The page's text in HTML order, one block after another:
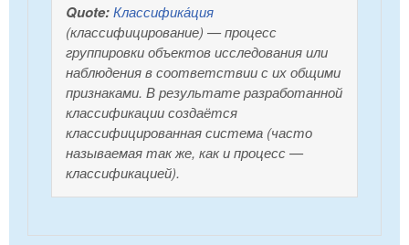
Quote:Классифика́ция
(классифицирование) — процесс
группировки объектов исследования или
наблюдения в соответствии с их общими
признаками. В результате разработанной
классификации создаётся
классифицированная система (часто
называемая так же, как и процесс —
классификацией).